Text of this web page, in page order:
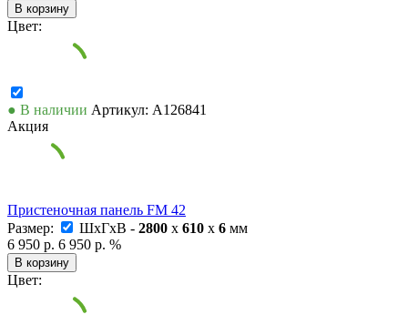
В корзину
Цвет:
● В наличии Артикул: А126841
Акция
Пристеночная панель FM 42
Размер:
ШxГxВ - 2800 x 610 x 6 мм
6 950 р. 6 950 р. %
В корзину
Цвет: